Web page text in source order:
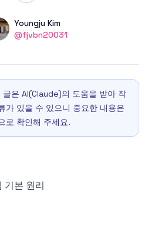
Name
Youngju Kim
Twitter
@fjvbn20031
글은 AI(Claude)의 도움을 받아 작
가 있을 수 있으니 중요한 내용은
로 확인해 주세요.
기본 원리